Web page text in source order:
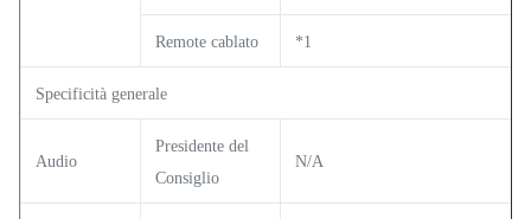
Remote cablato *1
Specificità generale
Audio
Presidente del
Consiglio
N/A